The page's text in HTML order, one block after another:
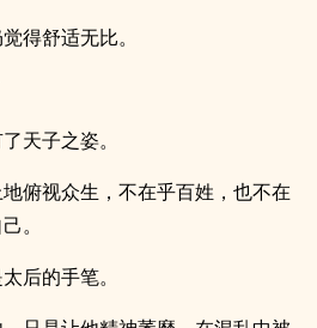
得舒适无比。
天子之姿。
俯视众生，不在乎百姓，也不在
。
后的手笔。